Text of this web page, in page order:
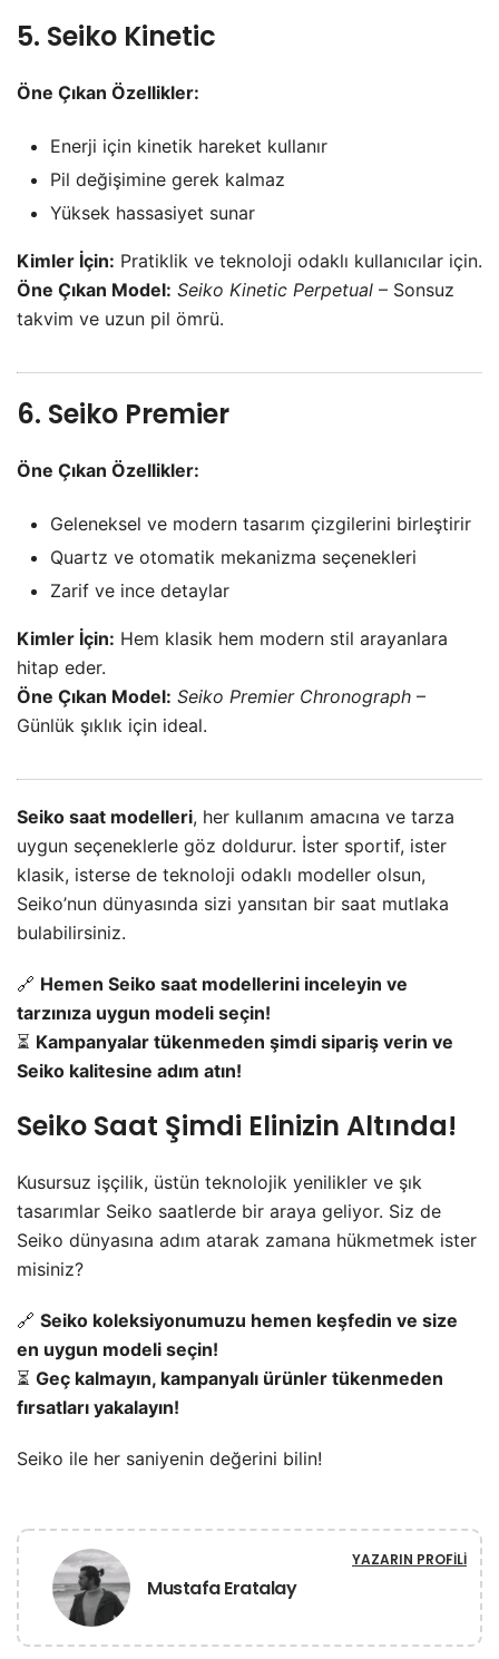
5. Seiko Kinetic
Öne Çıkan Özellikler:
Enerji için kinetik hareket kullanır
Pil değişimine gerek kalmaz
Yüksek hassasiyet sunar
Kimler İçin: Pratiklik ve teknoloji odaklı kullanıcılar için.
Öne Çıkan Model: Seiko Kinetic Perpetual – Sonsuz
takvim ve uzun pil ömrü.
6. Seiko Premier
Öne Çıkan Özellikler:
Geleneksel ve modern tasarım çizgilerini birleştirir
Quartz ve otomatik mekanizma seçenekleri
Zarif ve ince detaylar
Kimler İçin: Hem klasik hem modern stil arayanlara
hitap eder.
Öne Çıkan Model: Seiko Premier Chronograph –
Günlük şıklık için ideal.
Seiko saat modelleri, her kullanım amacına ve tarza
uygun seçeneklerle göz doldurur. İster sportif, ister
klasik, isterse de teknoloji odaklı modeller olsun,
Seiko’nun dünyasında sizi yansıtan bir saat mutlaka
bulabilirsiniz.
🔗 Hemen Seiko saat modellerini inceleyin ve
tarzınıza uygun modeli seçin!
⏳ Kampanyalar tükenmeden şimdi sipariş verin ve
Seiko kalitesine adım atın!
Seiko Saat Şimdi Elinizin Altında!
Kusursuz işçilik, üstün teknolojik yenilikler ve şık
tasarımlar Seiko saatlerde bir araya geliyor. Siz de
Seiko dünyasına adım atarak zamana hükmetmek ister
misiniz?
🔗 Seiko koleksiyonumuzu hemen keşfedin ve size
en uygun modeli seçin!
⏳ Geç kalmayın, kampanyalı ürünler tükenmeden
fırsatları yakalayın!
Seiko ile her saniyenin değerini bilin!
Mustafa Eratalay
YAZARIN PROFILI